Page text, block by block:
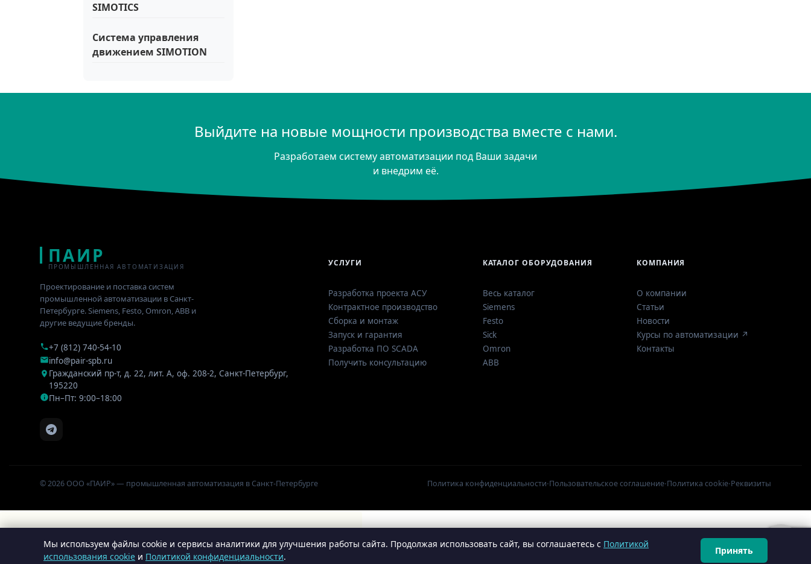
SIMOTICS
Система управления
движением SIMOTION
Выйдите на новые мощности производства вместе с нами.
Разработаем систему автоматизации под Ваши задачи
и внедрим её.
ПАИР
ПРОМЫШЛЕННАЯ АВТОМАТИЗАЦИЯ
Проектирование и поставка систем
промышленной автоматизации в Санкт-
Петербурге. Siemens, Festo, Omron, ABB и
другие ведущие бренды.
+7 (812) 740-54-10
info@pair-spb.ru
Гражданский пр-т, д. 22, лит. А, оф. 208-2, Санкт-Петербург,
195220
Пн–Пт: 9:00–18:00
УСЛУГИ
Разработка проекта АСУ
Контрактное производство
Сборка и монтаж
Запуск и гарантия
Разработка ПО SCADA
Получить консультацию
КАТАЛОГ ОБОРУДОВАНИЯ
Весь каталог
Siemens
Festo
Sick
Omron
ABB
КОМПАНИЯ
О компании
Статьи
Новости
Курсы по автоматизации ↗
Контакты
© 2026 ООО «ПАИР» — промышленная автоматизация в Санкт-Петербурге Политика конфиденциальности·Пользовательское соглашение·Политика cookie·Реквизиты
Мы используем файлы cookie и сервисы аналитики для улучшения работы сайта. Продолжая использовать сайт, вы соглашаетесь с Политикой
использования cookie и Политикой конфиденциальности.
Принять